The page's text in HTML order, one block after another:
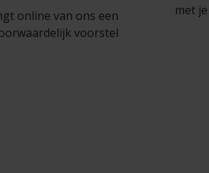
online van ons een
voorstel
met